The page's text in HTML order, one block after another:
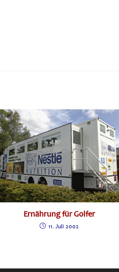
Ernährung für Golfer
11. Juli 2002